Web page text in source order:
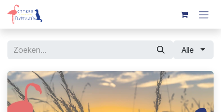
Overslaan naar inhoud
Alle